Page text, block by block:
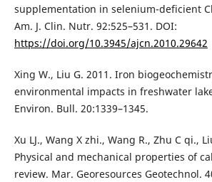
supplementation in selenium-deficient
Am. J. Clin. Nutr. 92:525–531. DOI:
https://doi.org/10.3945/ajcn.2010.29642
Xing W., Liu G. 2011. Iron
environmental impacts in freshwater
Environ. Bull. 20:1339–1345.
Xu LJ., Wang X zhi., Wang R., Zhu C qi.,
Physical and mechanical properties of
review. Mar. Georesources Geotechnol.